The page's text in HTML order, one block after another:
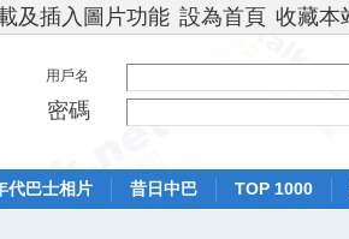
及插入圖片功能 設為首頁 收藏本
用戶名
密碼
代巴士相片 昔日中巴 TOP 1000